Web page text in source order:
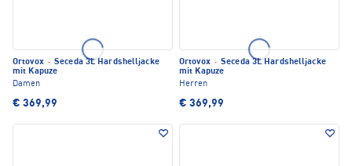
Ortovox · Seceda 3L Hardshelljacke
mit Kapuze
Damen
€ 369,99
Ortovox · Seceda 3L Hardshelljacke
mit Kapuze
Herren
€ 369,99